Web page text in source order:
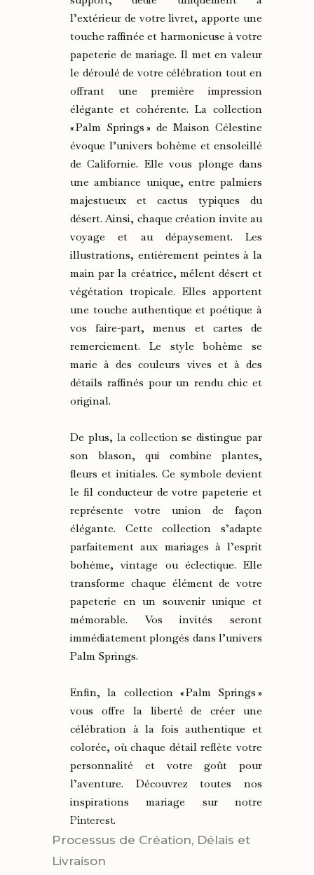
l’extérieur de votre livret, apporte une
touche raffinée et harmonieuse à votre
papeterie de mariage. Il met en valeur
le déroulé de votre célébration tout en
offrant une première impression
élégante et cohérente. La collection
« Palm Springs » de Maison Célestine
évoque l’univers bohème et ensoleillé
de Californie. Elle vous plonge dans
une ambiance unique, entre palmiers
majestueux et cactus typiques du
désert. Ainsi, chaque création invite au
voyage et au dépaysement. Les
illustrations, entièrement peintes à la
main par la créatrice, mêlent désert et
végétation tropicale. Elles apportent
une touche authentique et poétique à
vos faire-part, menus et cartes de
remerciement. Le style bohème se
marie à des couleurs vives et à des
détails raffinés pour un rendu chic et
original.
De plus, la collection se distingue par
son blason, qui combine plantes,
fleurs et initiales. Ce symbole devient
le fil conducteur de votre papeterie et
représente votre union de façon
élégante. Cette collection s’adapte
parfaitement aux mariages à l’esprit
bohème, vintage ou éclectique. Elle
transforme chaque élément de votre
papeterie en un souvenir unique et
mémorable. Vos invités seront
immédiatement plongés dans l’univers
Palm Springs.
Enfin, la collection « Palm Springs »
vous offre la liberté de créer une
célébration à la fois authentique et
colorée, où chaque détail reflète votre
personnalité et votre goût pour
l’aventure. Découvrez toutes nos
inspirations mariage sur notre
Pinterest.
Processus de Création, Délais et
Livraison